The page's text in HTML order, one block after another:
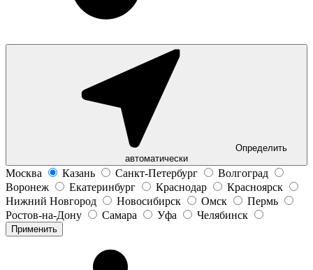
Определить
автоматически
Москва Казань Санкт-Петербург
Волгоград
Воронеж
Екатеринбург Краснодар
Красноярск
Нижний Новгород
Новосибирск Омск
Пермь
Ростов-на-Дону
Самара Уфа Челябинск
Применить